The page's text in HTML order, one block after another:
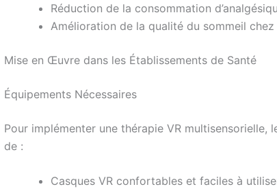
Réduction de la consommation
Amélioration de la qualité du sommeil chez
Mise en Œuvre dans les Établissements de Santé
Équipements Nécessaires
Pour implémenter une thérapie VR multisensorielle,
de :
Casques VR confortables et faciles à